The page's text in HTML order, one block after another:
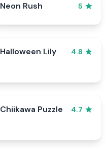
Neon Rush 5
Halloween Lily 4.8
Chiikawa Puzzle 4.7